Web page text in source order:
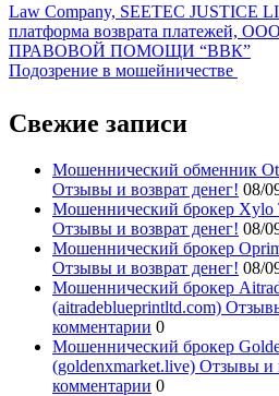
Law Company, SEETEC JUSTICE
платформа возврата платежей,
ПРАВОВОЙ ПОМОЩИ “ВВК”
Подозрение в мошейничестве
Свежие записи
Мошеннический обменник
Отзывы и возврат денег! 08/
Мошеннический брокер Xylo
Отзывы и возврат денег! 08/
Мошеннический брокер
Отзывы и возврат денег! 08/
Мошеннический брокер
(aitradeblueprintltd.com)
комментарии 0
Мошеннический брокер
(goldenxmarket.live) Отзывы и
комментарии 0